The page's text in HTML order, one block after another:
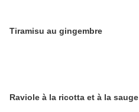
Tiramisu au gingembre
Raviole à la ricotta et à la sauge